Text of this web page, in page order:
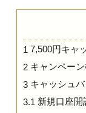
1 7,500円キャ
2キャンペーン
3キャッシュバ
3.1 新規口座開